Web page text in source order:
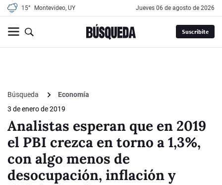
15° Montevideo, UY jueves 06 de agosto de 2026
Suscribite
Búsqueda
Economía
3 de enero de 2019
Analistas esperan que en 2019
el PBI crezca en torno a 1,3%,
con algo menos de
desocupación, inflación y